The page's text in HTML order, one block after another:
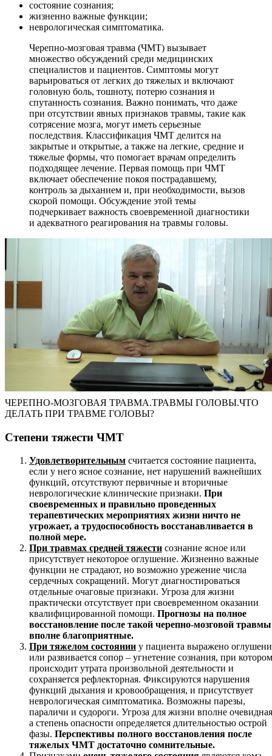
состояние сознания;
жизненно важные функции;
неврологическая симптоматика.
Черепно-мозговая травма (ЧМТ) вызывает
множество обсуждений среди медицинских
специалистов и пациентов. Симптомы могут
варьироваться от легких до тяжелых и включают
головную боль, тошноту, потерю сознания и
спутанность сознания. Важно понимать, что даже
при отсутствии явных признаков травмы, такие как
сотрясение мозга, могут иметь серьезные
последствия. Классификация ЧМТ делится на
закрытые и открытые, а также на легкие, средние и
тяжелые формы, что помогает врачам определить
подходящее лечение. Первая помощь при ЧМТ
включает обеспечение покоя пострадавшему,
контроль за дыханием и, при необходимости, вызов
скорой помощи. Обсуждение этой темы
подчеркивает важность своевременной диагностики
и адекватного реагирования на травмы головы.
ЧЕРЕПНО-МОЗГОВАЯ ТРАВМА.ТРАВМЫ ГОЛОВЫ.ЧТО
ДЕЛАТЬ ПРИ ТРАВМЕ ГОЛОВЫ?
Степени тяжести ЧМТ
Удовлетворительным считается состояние пациента,
если у него ясное сознание, нет нарушений важнейших
функций, отсутствуют первичные и вторичные
неврологические клинические признаки. При
своевременных и правильно проведенных
терапевтических мероприятиях жизни ничто не
угрожает, а трудоспособность восстанавливается в
полной мере.
При травмах средней тяжести сознание ясное или
присутствует некоторое оглушение. Жизненно важные
функции не страдают, но возможно урежение числа
сердечных сокращений. Могут диагностироваться
отдельные очаговые признаки. Угроза для жизни
практически отсутствует при своевременном оказании
квалифицированной помощи. Прогнозы на полное
восстановление после такой черепно-мозговой травмы
вполне благоприятные.
При тяжелом состоянии у пациента выражено
или развивается сопор – угнетение сознания, при котором
происходит утрата произвольной деятельности и
сохраняется рефлекторная. Фиксируются нарушения
функций дыхания и кровообращения, и присутствует
неврологическая симптоматика. Возможны парезы,
параличи и судороги. Угроза для жизни вполне
а степень опасности определяется длительностью острой
фазы. Перспективы полного восстановления после
тяжелых ЧМТ достаточно сомнительные.